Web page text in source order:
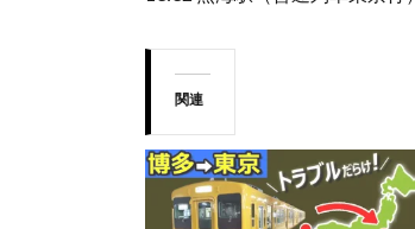
関連